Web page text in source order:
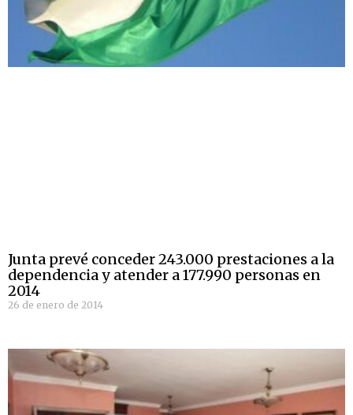
Junta prevé conceder 243.000 prestaciones a la
dependencia y atender a 177.990 personas en
2014
26 de enero de 2014